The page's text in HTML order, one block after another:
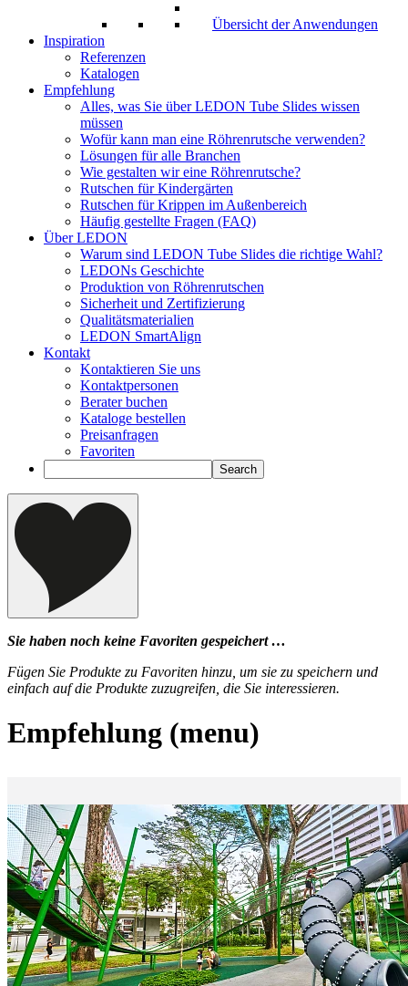
Übersicht der Anwendungen
Inspiration
Referenzen
Katalogen
Empfehlung
Alles, was Sie über LEDON Tube Slides wissen
müssen
Wofür kann man eine Röhrenrutsche verwenden?
Lösungen für alle Branchen
Wie gestalten wir eine Röhrenrutsche?
Rutschen für Kindergärten
Rutschen für Krippen im Außenbereich
Häufig gestellte Fragen (FAQ)
Über LEDON
Warum sind LEDON Tube Slides die richtige Wahl?
LEDONs Geschichte
Produktion von Röhrenrutschen
Sicherheit und Zertifizierung
Qualitätsmaterialien
LEDON SmartAlign
Kontakt
Kontaktieren Sie uns
Kontaktpersonen
Berater buchen
Kataloge bestellen
Preisanfragen
Favoriten
Sie haben noch keine Favoriten gespeichert …
Fügen Sie Produkte zu Favoriten hinzu, um sie zu speichern und
einfach auf die Produkte zuzugreifen, die Sie interessieren.
Empfehlung (menu)